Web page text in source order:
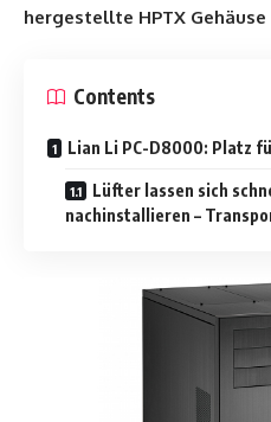
hergestellte HPTX
Contents
Lian Li PC-D8000: Platz
Lüfter lassen sich
nachinstallieren –